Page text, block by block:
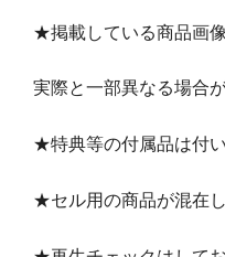
★掲載している商品画像
実際と一部異なる場合
★特典等の付属品は付い
★セル用の商品が混在